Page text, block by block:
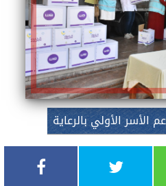
الأسر الأولي بالرعاية